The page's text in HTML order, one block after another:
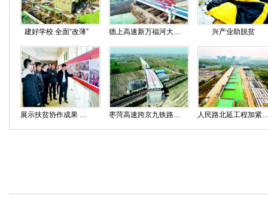
建好学校 全面“改薄” 德上高速新万福河大桥主体完工 兴产业助脱贫
展示扶贫协作成果 讲述东西协作故事 枣菏高速跨京九铁路桥顺利转体 人民路北延工程